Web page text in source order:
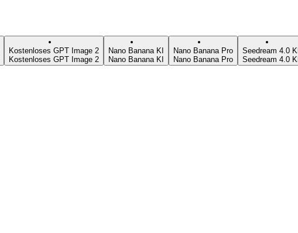
Kostenloses GPT Image 2
Kostenloses GPT Image 2
Nano Banana KI
Nano Banana KI
Nano Banana Pro
Nano Banana Pro
Seedream 4.0 KI
Seedream 4.0 KI